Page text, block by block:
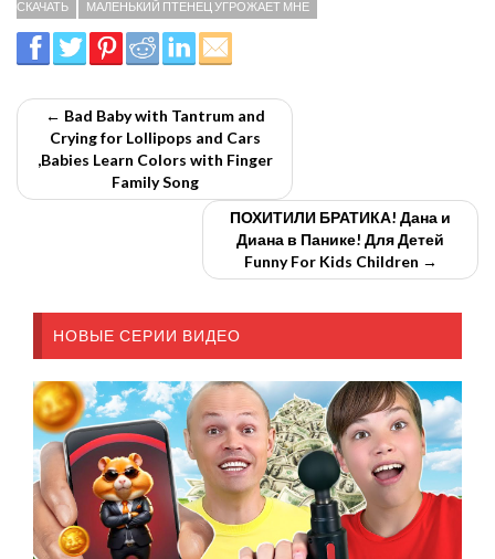
СКАЧАТЬ МАЛЕНЬКИЙ ПТЕНЕЦ УГРОЖАЕТ МНЕ
← Bad Baby with Tantrum and
Crying for Lollipops and Cars
,Babies Learn Colors with Finger
Family Song
ПОХИТИЛИ БРАТИКА! Дана и
Диана в Панике! Для Детей
Funny For Kids Children →
НОВЫЕ СЕРИИ ВИДЕО